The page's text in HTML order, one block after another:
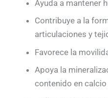
Ayuda a mantener
Contribuye a la
articulaciones y
Favorece la
Apoya la
contenido en